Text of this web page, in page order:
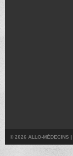
© 2026 ALLO-MÉDECINS |